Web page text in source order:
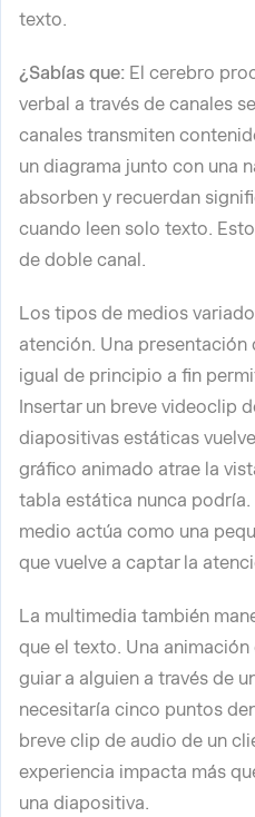
texto.
¿Sabías que: El cerebro
verbal a través de canales
canales transmiten
un diagrama junto con una
absorben y recuerdan
cuando leen solo texto.
de doble canal.
Los tipos de medios
atención. Una presentación
igual de principio a fin
Insertar un breve videoclip
diapositivas estáticas
gráfico animado atrae la
tabla estática nunca
medio actúa como una
que vuelve a captar la
La multimedia también
que el texto. Una
guiar a alguien a través de
necesitaría cinco puntos
breve clip de audio de un
experiencia impacta más
una diapositiva.